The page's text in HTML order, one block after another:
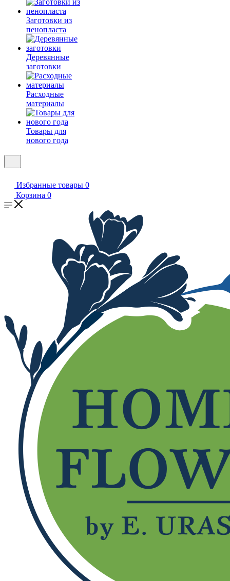
Заготовки из
пенопласта
Деревянные
заготовки
Расходные
материалы
Товары для
нового года
Избранные товары 0
Корзина 0